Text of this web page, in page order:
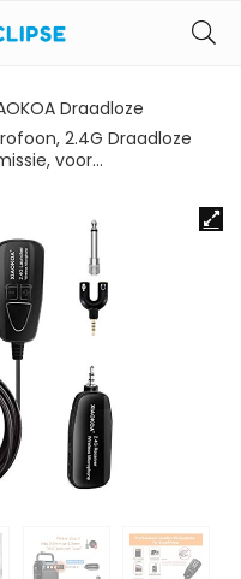
Draadloze
2.4G Draadloze
voor…